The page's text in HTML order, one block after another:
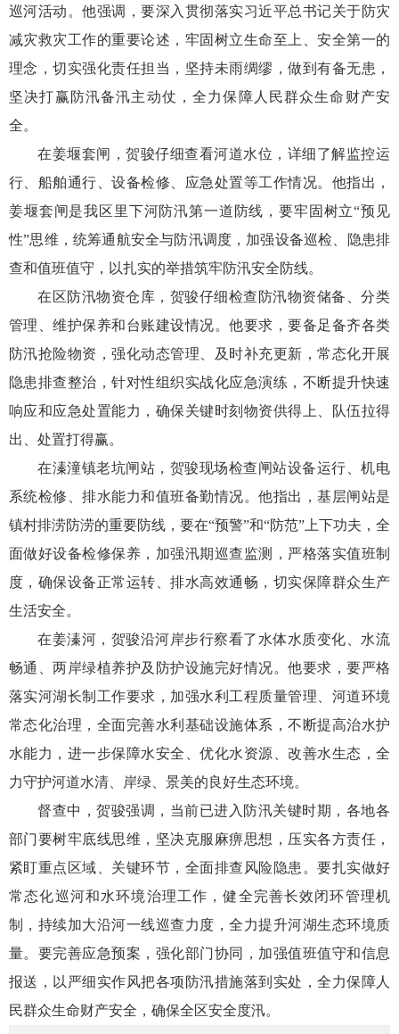
巡河活动。他强调，要深入贯彻落实习近平总书记关于防灾
减灾救灾工作的重要论述，牢固树立生命至上、安全第一的
理念，切实强化责任担当，坚持未雨绸缪，做到有备无患，
坚决打赢防汛备汛主动仗，全力保障人民群众生命财产安
全。
在姜堰套闸，贺骏仔细查看河道水位，详细了解监控运
行、船舶通行、设备检修、应急处置等工作情况。他指出，
姜堰套闸是我区里下河防汛第一道防线，要牢固树立“预见
性”思维，统筹通航安全与防汛调度，加强设备巡检、隐患排
查和值班值守，以扎实的举措筑牢防汛安全防线。
在区防汛物资仓库，贺骏仔细检查防汛物资储备、分类
管理、维护保养和台账建设情况。他要求，要备足备齐各类
防汛抢险物资，强化动态管理、及时补充更新，常态化开展
隐患排查整治，针对性组织实战化应急演练，不断提升快速
响应和应急处置能力，确保关键时刻物资供得上、队伍拉得
出、处置打得赢。
在溱潼镇老坑闸站，贺骏现场检查闸站设备运行、机电
系统检修、排水能力和值班备勤情况。他指出，基层闸站是
镇村排涝防涝的重要防线，要在“预警”和“防范”上下功夫，全
面做好设备检修保养，加强汛期巡查监测，严格落实值班制
度，确保设备正常运转、排水高效通畅，切实保障群众生产
生活安全。
在姜溱河，贺骏沿河岸步行察看了水体水质变化、水流
畅通、两岸绿植养护及防护设施完好情况。他要求，要严格
落实河湖长制工作要求，加强水利工程质量管理、河道环境
常态化治理，全面完善水利基础设施体系，不断提高治水护
水能力，进一步保障水安全、优化水资源、改善水生态，全
力守护河道水清、岸绿、景美的良好生态环境。
督查中，贺骏强调，当前已进入防汛关键时期，各地各
部门要树牢底线思维，坚决克服麻痹思想，压实各方责任，
紧盯重点区域、关键环节，全面排查风险隐患。要扎实做好
常态化巡河和水环境治理工作，健全完善长效闭环管理机
制，持续加大沿河一线巡查力度，全力提升河湖生态环境质
量。要完善应急预案，强化部门协同，加强值班值守和信息
报送，以严细实作风把各项防汛措施落到实处，全力保障人
民群众生命财产安全，确保全区安全度汛。